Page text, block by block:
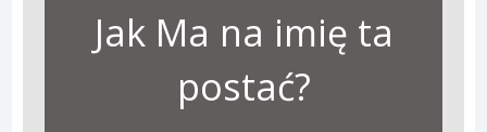
Jak Ma na imię ta
postać?